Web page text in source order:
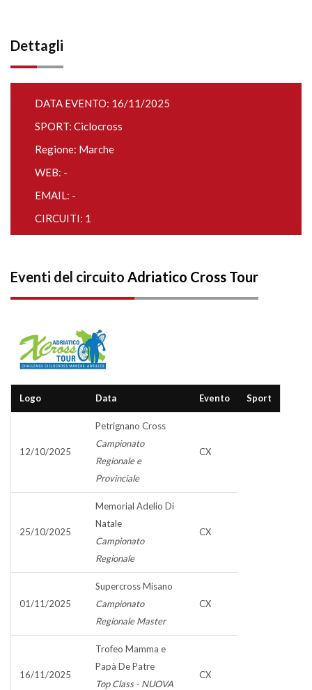
Dettagli
DATA EVENTO: 16/11/2025
SPORT: Ciclocross
Regione: Marche
WEB: -
EMAIL: -
CIRCUITI: 1
Eventi del circuito Adriatico Cross Tour
Logo Data Evento Sport
12/10/2025
Petrignano Cross
Campionato
Regionale e
Provinciale
CX
25/10/2025
Memorial Adelio Di
Natale
Campionato
Regionale
CX
01/11/2025
Supercross Misano
Campionato
Regionale Master
CX
16/11/2025
Trofeo Mamma e
Papà De Patre
Top Class - NUOVA
CX